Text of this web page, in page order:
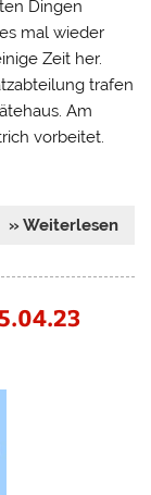
Dingen
mal wieder
Zeit her.
trafen
Am
vorbeitet.
» Weiterlesen